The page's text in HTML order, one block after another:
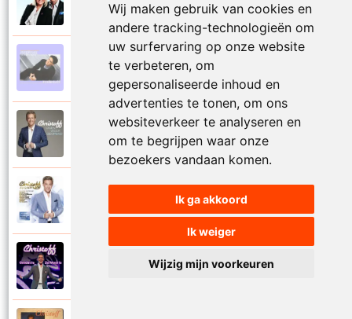
Wij maken gebruik van cookies en
andere tracking-technologieën om
uw surfervaring op onze website
te verbeteren, om
gepersonaliseerde inhoud en
advertenties te tonen, om ons
websiteverkeer te analyseren en
om te begrijpen waar onze
bezoekers vandaan komen.
Ik ga akkoord
Ik weiger
Wijzig mijn voorkeuren
Niemand laat zijn eigen kind alleen
Christoff
Christoff
Ogen weer geopend
Christoff en Florian Silbereisen
Omdat ie zo mooi is
Omdat ie zo mooi is